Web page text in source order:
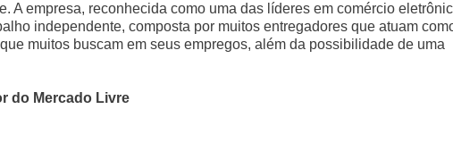
A empresa, reconhecida como uma das líderes em comércio
independente, composta por muitos entregadores que atuam
muitos buscam em seus empregos, além da possibilidade de uma
do Mercado Livre